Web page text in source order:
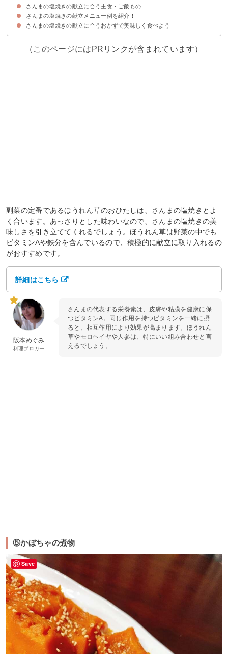
①味噌汁
②豚汁
③お吸い物
④粕汁
さんまの塩焼きの献立に合う主食・ご飯もの
①雑穀ご飯
②栗ご飯
③さつまいもご飯
④きのこの炊き込みご飯
さんまの塩焼きの献立メニュー例を紹介！
献立メニュー①
献立メニュー②
献立メニュー③
献立メニュー④
献立メニュー⑤
さんまの塩焼きの献立に合うおかずで美味しく食べよう
（このページにはPRリンクが含まれています）
副菜の定番であるほうれん草のおひたしは、さんまの塩焼きとよ
く合います。あっさりとした味わいなので、さんまの塩焼きの美
味しさを引き立ててくれるでしょう。ほうれん草は野菜の中でも
ビタミンAや鉄分を含んでいるので、積極的に献立に取り入れるの
がおすすめです。
詳細はこちら
阪本めぐみ
料理ブロガー
さんまの代表する栄養素は、皮膚や粘膜を健康に保
つビタミンA。同じ作用を持つビタミンを一緒に摂
ると、相互作用により効果が高まります。ほうれん
草やモロヘイヤや人参は、特にいい組み合わせと言
えるでしょう。
⑤かぼちゃの煮物
Save